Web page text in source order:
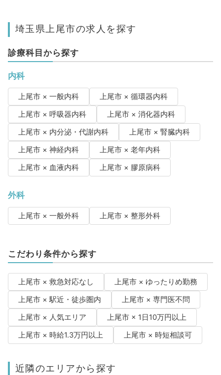
埼玉県上尾市の求人を探す
診療科目から探す
内科
上尾市 × 一般内科
上尾市 × 循環器内科
上尾市 × 呼吸器内科
上尾市 × 消化器内科
上尾市 × 内分泌・代謝内科
上尾市 × 腎臓内科
上尾市 × 神経内科
上尾市 × 老年内科
上尾市 × 血液内科
上尾市 × 膠原病科
外科
上尾市 × 一般外科 上尾市 × 整形外科
こだわり条件から探す
上尾市 × 救急対応なし
上尾市 × ゆったりめ勤務
上尾市 × 駅近・徒歩圏内
上尾市 × 専門医不問
上尾市 × 人気エリア
上尾市 × 1日10万円以上
上尾市 × 時給1.3万円以上
上尾市 × 時短相談可
近隣のエリアから探す